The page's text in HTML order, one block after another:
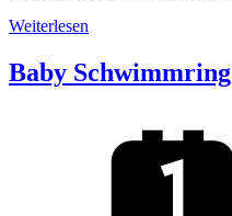
Weiterlesen
Baby Schwimmring